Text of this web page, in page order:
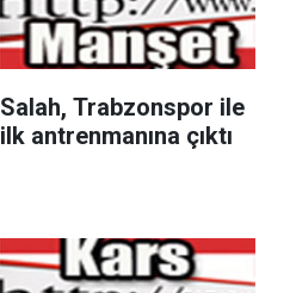
Salah, Trabzonspor ile
ilk antrenmanına çıktı